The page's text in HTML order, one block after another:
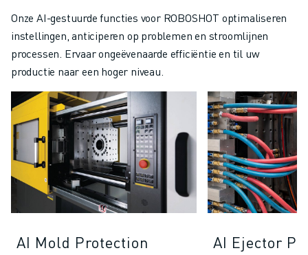
Onze AI-gestuurde functies voor ROBOSHOT optimaliseren
instellingen, anticiperen op problemen en stroomlijnen
processen. Ervaar ongeëvenaarde efficiëntie en til uw
productie naar een hoger niveau.
AI Mold Protection AI Ejector